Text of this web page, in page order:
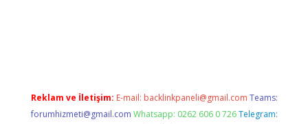
Reklam ve İletişim: E-mail: backlinkpaneli@gmail.com Teams:
forumhizmeti@gmail.com Whatsapp: 0262 606 0 726 Telegram: